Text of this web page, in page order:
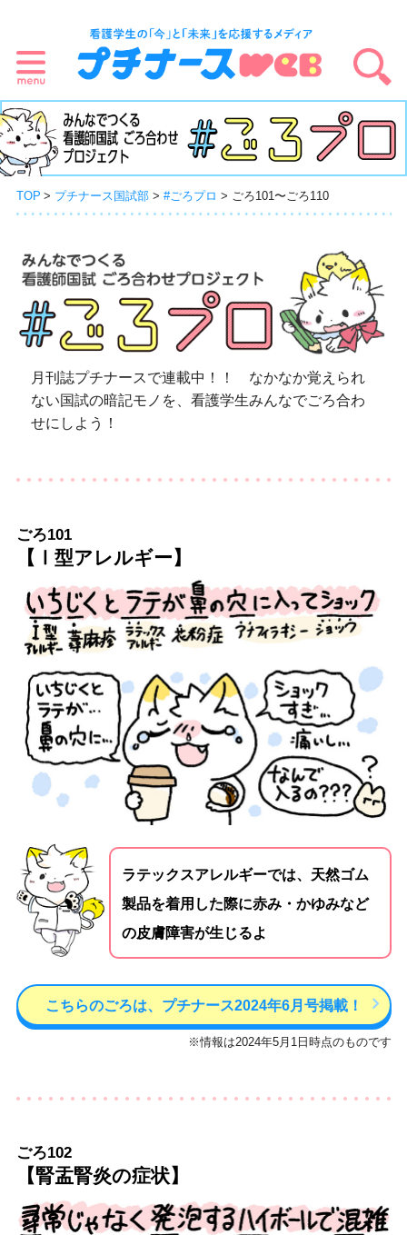
TOP プチナース国試部 #ごろプロ ごろ101〜ごろ110
月刊誌プチナースで連載中！！ なかなか覚えられ
ない国試の暗記モノを、看護学生みんなでごろ合わ
せにしよう！
ごろ101
【Ⅰ型アレルギー】
ラテックスアレルギーでは、天然ゴム
製品を着用した際に赤み・かゆみなど
の皮膚障害が生じるよ
こちらのごろは、プチナース2024年6月号掲載！
※情報は2024年5月1日時点のものです
ごろ102
【腎盂腎炎の症状】